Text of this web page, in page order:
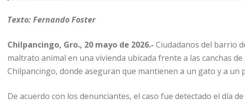
Texto: Fernando Foster
Chilpancingo, Gro., 20 mayo de 2026.- Ciudadanos del barrio
maltrato animal en una vivienda ubicada frente a las canchas
Chilpancingo, donde aseguran que mantienen a un gato y a un
De acuerdo con los denunciantes, el caso fue detectado el día